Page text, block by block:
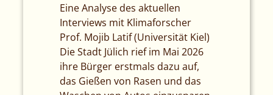
Eine Analyse des aktuellen
Interviews mit Klimaforscher
Prof. Mojib Latif (Universität Kiel)
Die Stadt Jülich rief im Mai 2026
ihre Bürger erstmals dazu auf,
das Gießen von Rasen und das